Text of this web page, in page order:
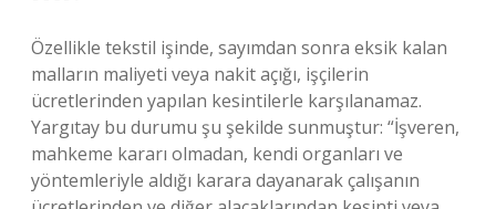
Özellikle tekstil işinde, sayımdan sonra eksik kalan
malların maliyeti veya nakit açığı, işçilerin
ücretlerinden yapılan kesintilerle karşılanamaz.
Yargıtay bu durumu şu şekilde sunmuştur: “İşveren,
mahkeme kararı olmadan, kendi organları ve
yöntemleriyle aldığı karara dayanarak çalışanın